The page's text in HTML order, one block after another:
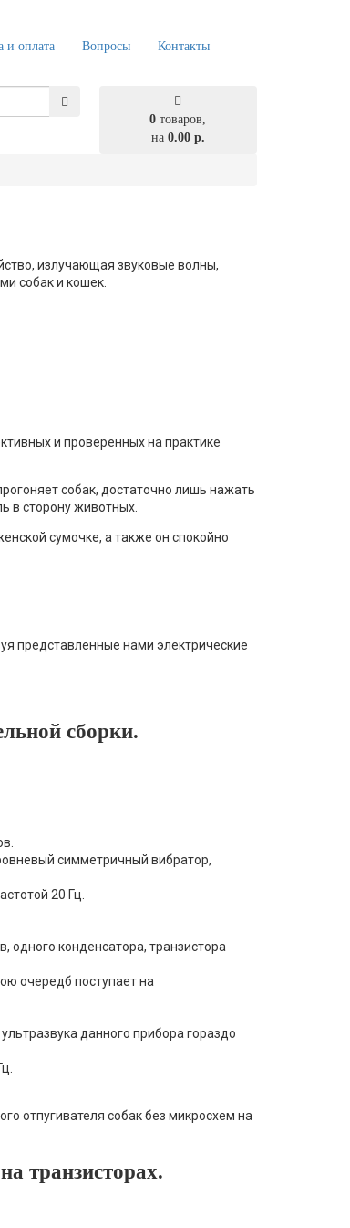
и оплата Вопросы Контакты
0 товаров,
на
0.00 р.
излучающая звуковые волны,
собак и кошек.
и проверенных на практике
собак, достаточно лишь нажать
в сторону животных.
сумочке, а также он спокойно
представленные нами электрические
сборки.
симметричный вибратор,
20 Гц.
одного конденсатора, транзистора
очередб поступает на
данного прибора гораздо
отпугивателя собак без микросхем на
транзисторах.